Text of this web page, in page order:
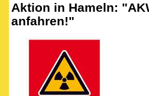
Aktion in Hameln:
anfahren!"